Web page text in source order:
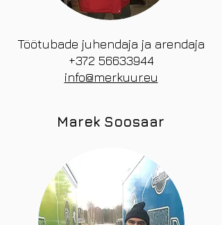
Töötubade juhendaja ja arendaja
+372 56633944
info@merkuur.eu
Marek Soosaar